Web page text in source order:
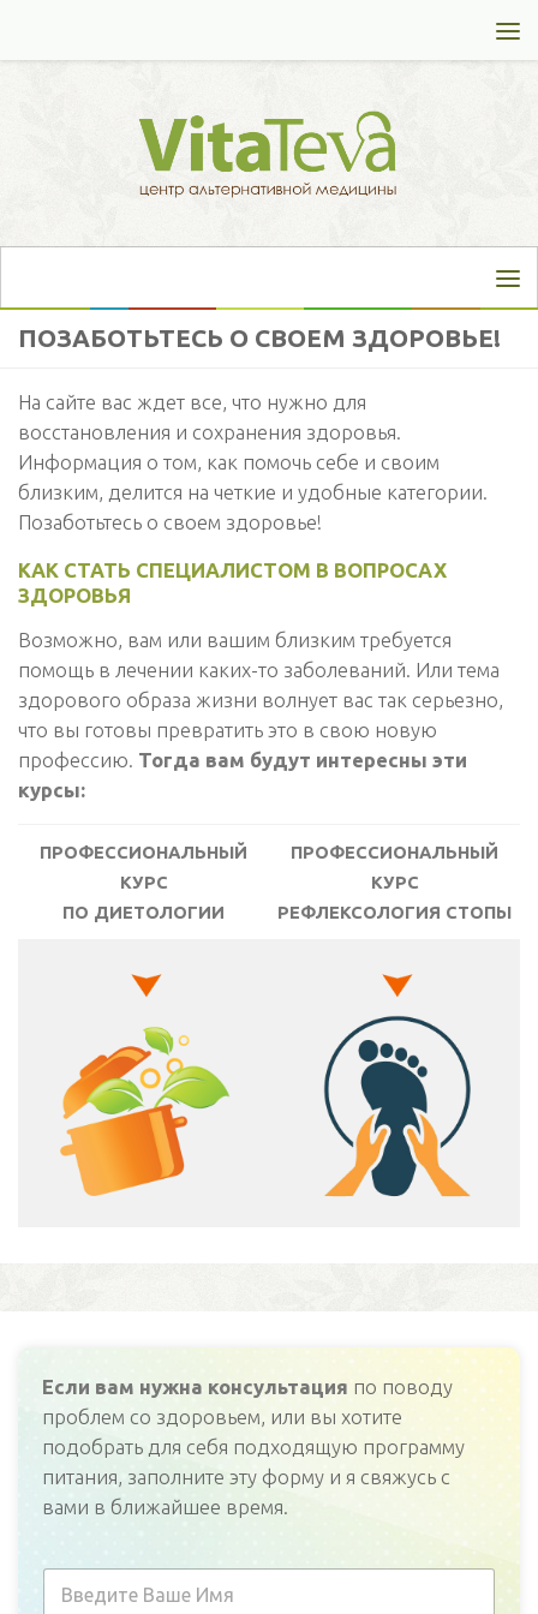
ПОЗАБОТЬТЕСЬ О СВОЕМ ЗДОРОВЬЕ!
На сайте вас ждет все, что нужно для
восстановления и сохранения здоровья.
Информация о том, как помочь себе и своим
близким, делится на четкие и удобные категории.
Позаботьтесь о своем здоровье!
КАК СТАТЬ СПЕЦИАЛИСТОМ В ВОПРОСАХ
ЗДОРОВЬЯ
Возможно, вам или вашим близким требуется
помощь в лечении каких-то заболеваний. Или тема
здорового образа жизни волнует вас так серьезно,
что вы готовы превратить это в свою новую
профессию. Тогда вам будут интересны эти
курсы:
ПРОФЕССИОНАЛЬНЫЙ
КУРС
ПО ДИЕТОЛОГИИ
ПРОФЕССИОНАЛЬНЫЙ
КУРС
РЕФЛЕКСОЛОГИЯ СТОПЫ
Если вам нужна консультация по поводу
проблем со здоровьем, или вы хотите
подобрать для себя подходящую программу
питания, заполните эту форму и я свяжусь с
вами в ближайшее время.